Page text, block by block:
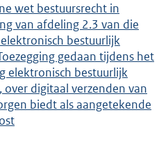
wet bestuursrecht in
van afdeling 2.3 van die
bestuurlijk
gedaan tijdens het
elektronisch bestuurlijk
digitaal verzenden van
biedt als aangetekende